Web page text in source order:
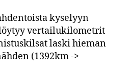
kyselyyn
vertailukilometrit
laski hieman
(1392km ->